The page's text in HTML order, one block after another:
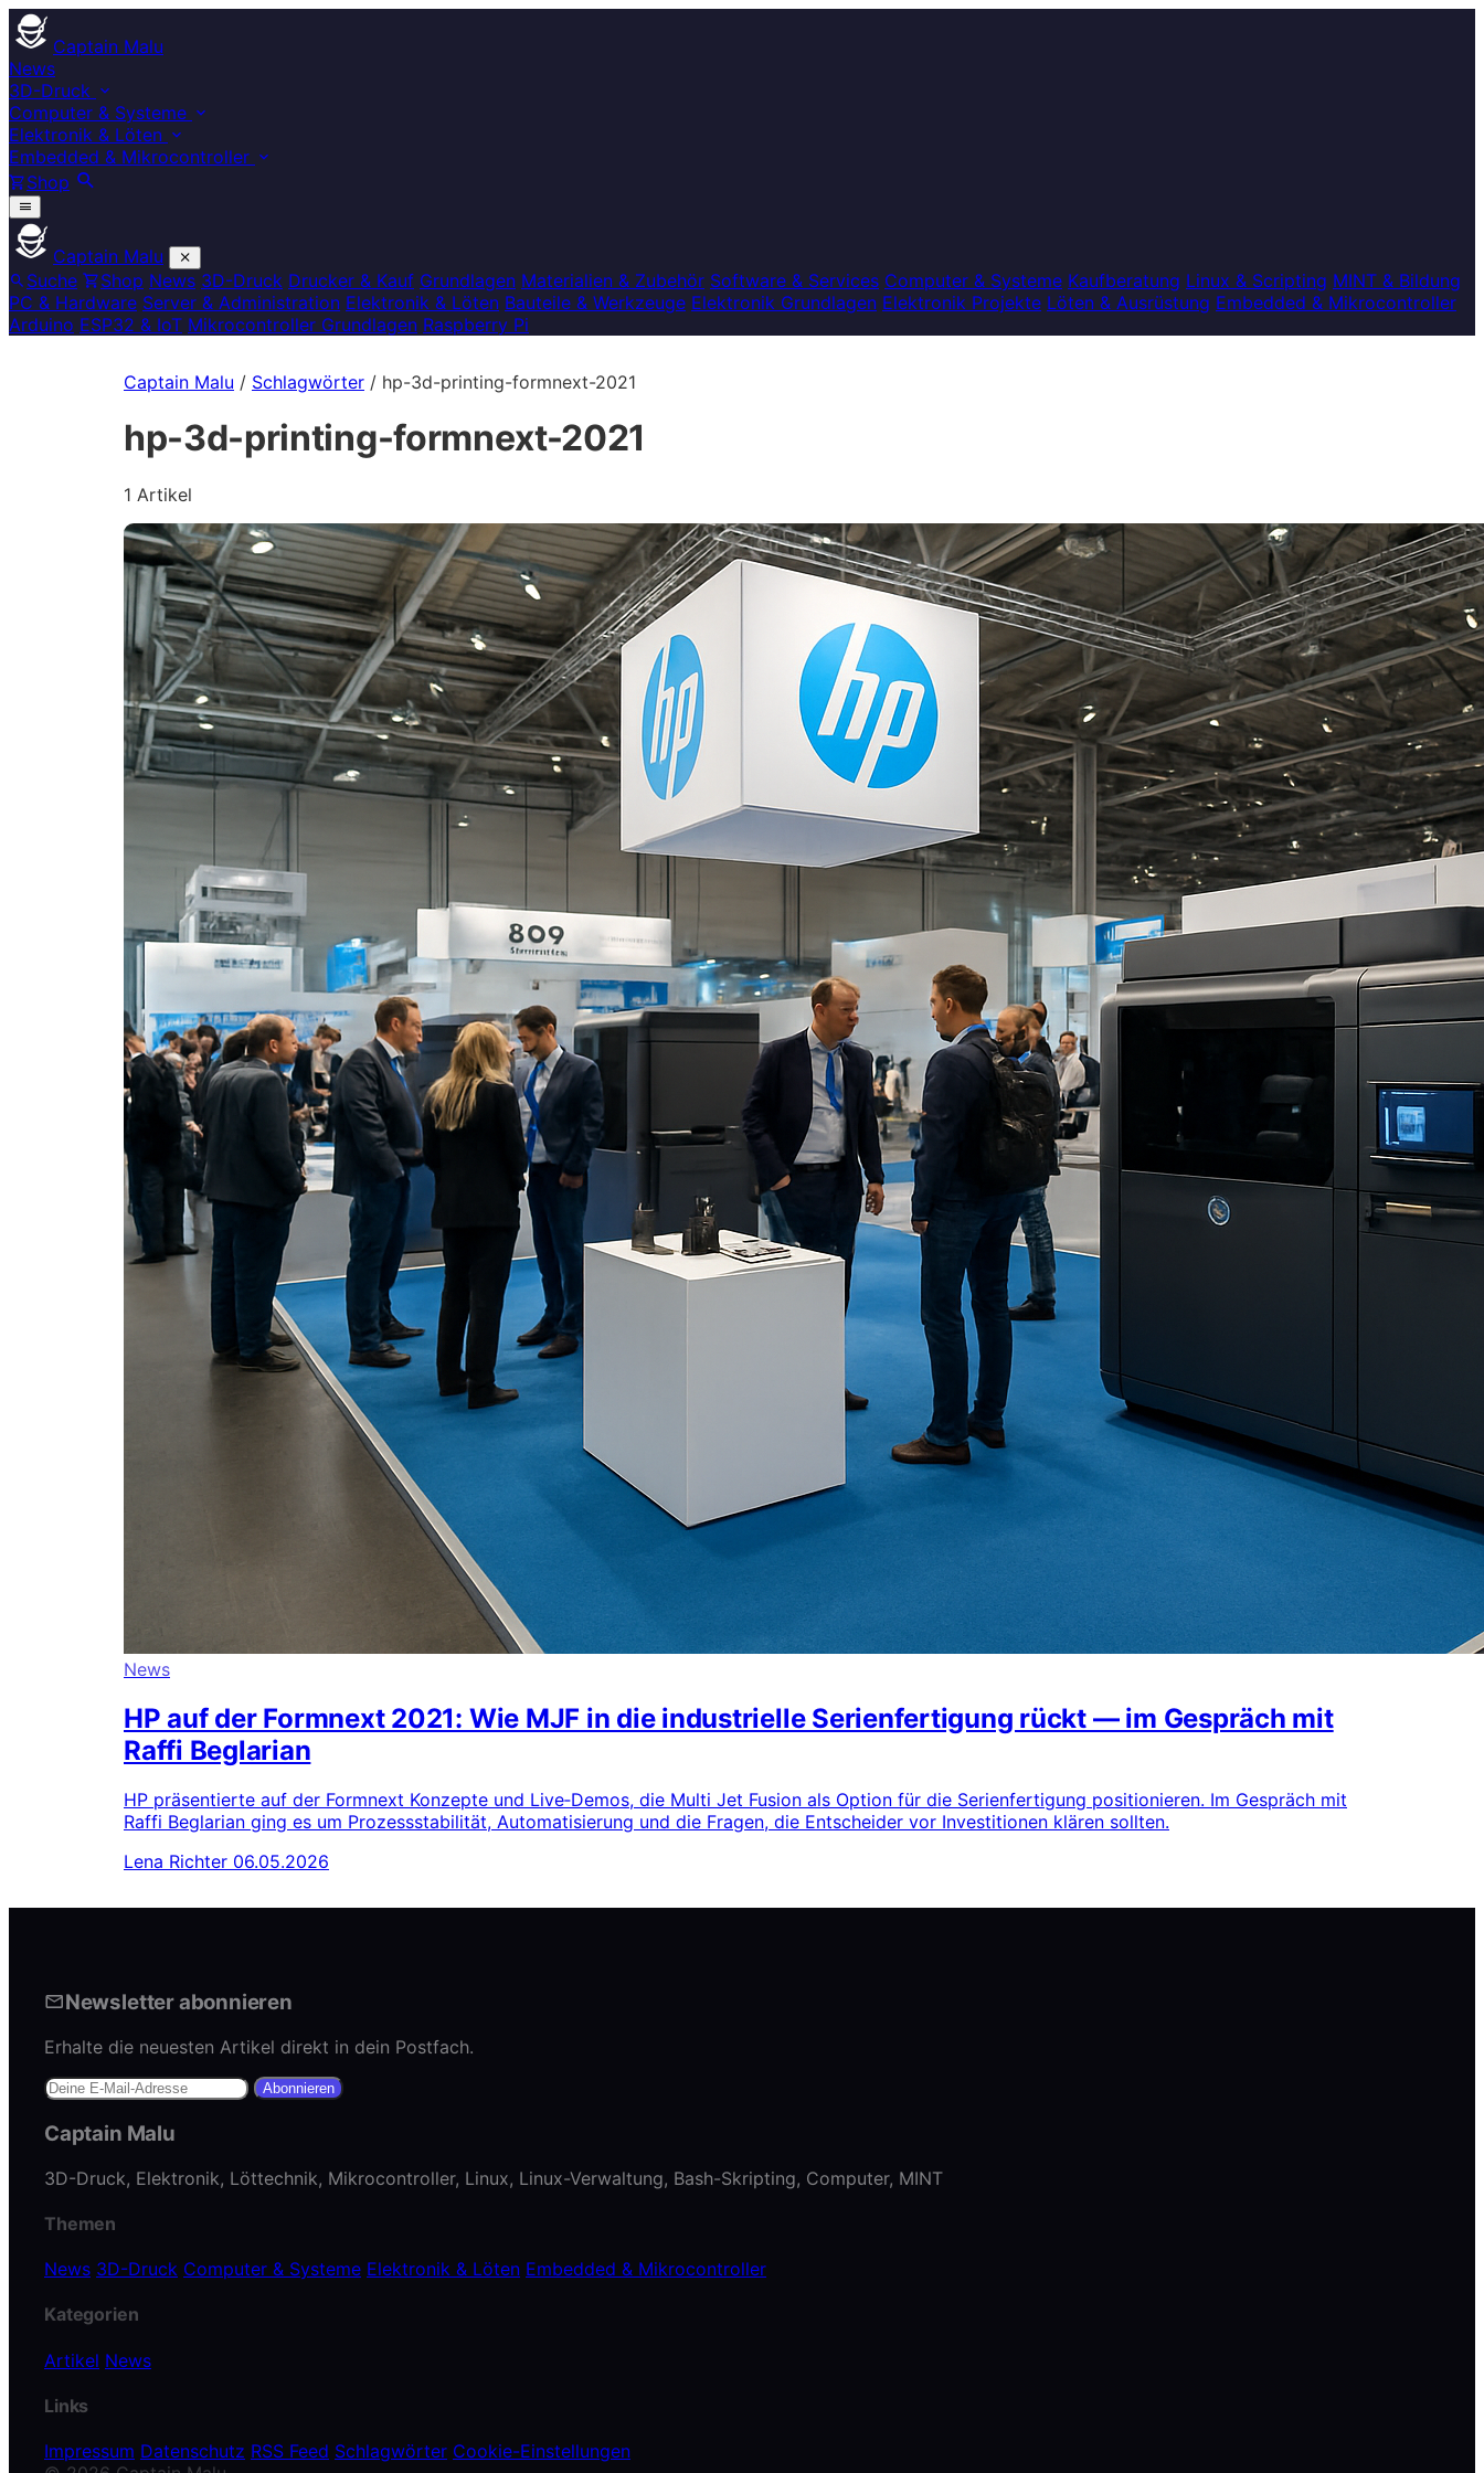
Captain Malu
News
3D-Druck
Computer & Systeme
Elektronik & Löten
Embedded & Mikrocontroller
Shop
Captain Malu
Suche
Shop News 3D-Druck Drucker & Kauf Grundlagen Materialien & Zubehör Software & Services Computer & Systeme Kaufberatung Linux & Scripting MINT & Bildung
PC & Hardware Server & Administration Elektronik & Löten Bauteile & Werkzeuge Elektronik Grundlagen Elektronik Projekte Löten & Ausrüstung Embedded & Mikrocontroller
Arduino ESP32 & IoT Mikrocontroller Grundlagen Raspberry Pi
Captain Malu / Schlagwörter / hp-3d-printing-formnext-2021
hp-3d-printing-formnext-2021
1 Artikel
News
HP auf der Formnext 2021: Wie MJF in die industrielle Serienfertigung rückt — im Gespräch mit
Raffi Beglarian
HP präsentierte auf der Formnext Konzepte und Live‑Demos, die Multi Jet Fusion als Option für die Serienfertigung positionieren. Im Gespräch mit
Raffi Beglarian ging es um Prozessstabilität, Automatisierung und die Fragen, die Entscheider vor Investitionen klären sollten.
Lena Richter 06.05.2026
Newsletter abonnieren
Erhalte die neuesten Artikel direkt in dein Postfach.
Abonnieren
Captain Malu
3D-Druck, Elektronik, Löttechnik, Mikrocontroller, Linux, Linux-Verwaltung, Bash-Skripting, Computer, MINT
Themen
News 3D-Druck Computer & Systeme Elektronik & Löten Embedded & Mikrocontroller
Kategorien
Artikel News
Links
Impressum Datenschutz RSS Feed Schlagwörter Cookie-Einstellungen